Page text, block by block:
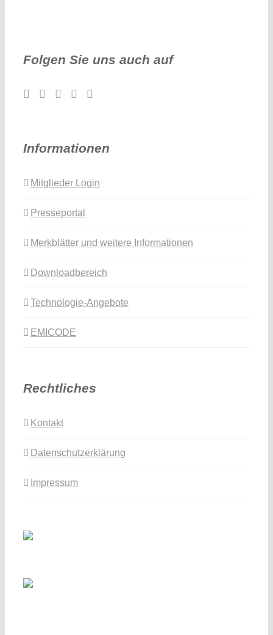
Folgen Sie uns auch auf
Informationen
Mitglieder Login
Presseportal
Merkblätter und weitere Informationen
Downloadbereich
Technologie-Angebote
EMICODE
Rechtliches
Kontakt
Datenschutzerklärung
Impressum